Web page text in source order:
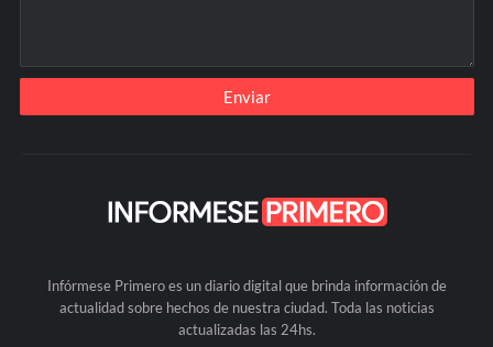
Infórmese Primero es un diario digital que brinda información de
actualidad sobre hechos de nuestra ciudad. Toda las noticias
actualizadas las 24hs.